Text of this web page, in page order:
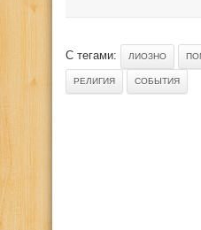
С тегами: ЛИОЗНО
РЕЛИГИЯ СОБЫТИЯ